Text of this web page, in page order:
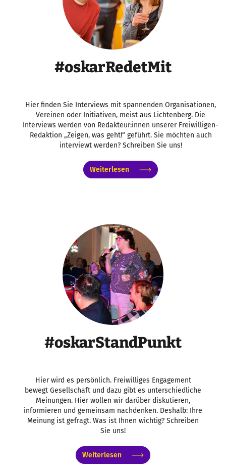
#oskarRedetMit
Hier finden Sie Interviews mit spannenden Organisationen,
Vereinen oder Initiativen, meist aus Lichtenberg. Die
Interviews werden von Redakteur:innen unserer Freiwilligen-
Redaktion „Zeigen, was geht!“ geführt. Sie möchten auch
interviewt werden? Schreiben Sie uns!
Weiterlesen
#oskarStandPunkt
Hier wird es persönlich. Freiwilliges Engagement
bewegt Gesellschaft und dazu gibt es unterschiedliche
Meinungen. Hier wollen wir darüber diskutieren,
informieren und gemeinsam nachdenken. Deshalb: Ihre
Meinung ist gefragt. Was ist Ihnen wichtig? Schreiben
Sie uns!
Weiterlesen